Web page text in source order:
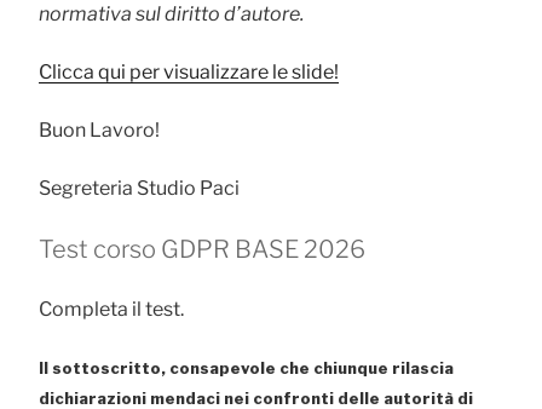
normativa sul diritto d’autore.
Clicca qui per visualizzare le slide!
Buon Lavoro!
Segreteria Studio Paci
Test corso GDPR BASE 2026
Completa il test.
Il sottoscritto, consapevole che chiunque rilascia
dichiarazioni mendaci nei confronti delle autorità di